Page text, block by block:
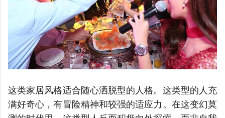
这类家居风格适合随心洒脱型的人格。这类型的人充
满好奇心，有冒险精神和较强的适应力。在这变幻莫